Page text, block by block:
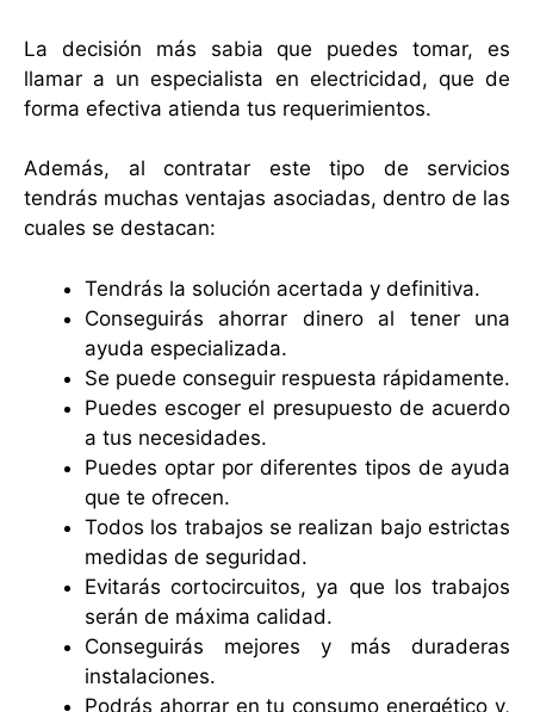
La decisión más sabia que puedes tomar, es
llamar a un especialista en electricidad, que de
forma efectiva atienda tus requerimientos.
Además, al contratar este tipo de servicios
tendrás muchas ventajas asociadas, dentro de las
cuales se destacan:
Tendrás la solución acertada y definitiva.
Conseguirás ahorrar dinero al tener una
ayuda especializada.
Se puede conseguir respuesta rápidamente.
Puedes escoger el presupuesto de acuerdo
a tus necesidades.
Puedes optar por diferentes tipos de ayuda
que te ofrecen.
Todos los trabajos se realizan bajo estrictas
medidas de seguridad.
Evitarás cortocircuitos, ya que los trabajos
serán de máxima calidad.
Conseguirás mejores y más duraderas
instalaciones.
Podrás ahorrar en tu consumo energético y,